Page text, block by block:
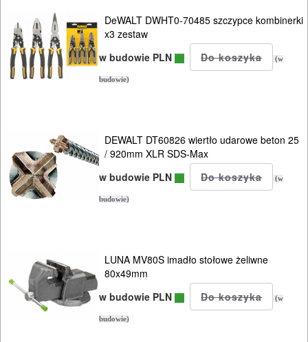
smarownice
sprężarki
strugi
budowlane
szlifierki
kątowe
szlifierki
oscylacyjne
DeWALT DWHT0-70485 szczypce kombinerki
x3 zestaw
w budowie PLN
(w
budowie)
DEWALT DT60826 wiertło udarowe beton 25
/ 920mm XLR SDS-Max
w budowie PLN
(w
budowie)
LUNA MV80S imadło stołowe żeliwne
80x49mm
w budowie PLN
(w
budowie)